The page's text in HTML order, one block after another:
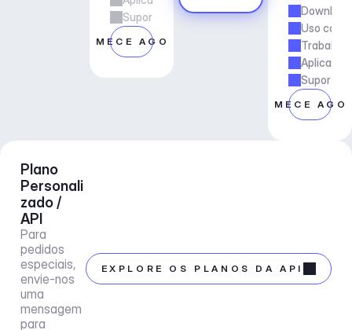
Suporte ao gerente de conta
COMECE AGORA
Uso
Trabalho
Suporte
COMECE
Plano
Personali
zado /
API
Para
pedidos
especiais,
envie-nos
uma
mensagem
EXPLORE OS PLANOS DA API